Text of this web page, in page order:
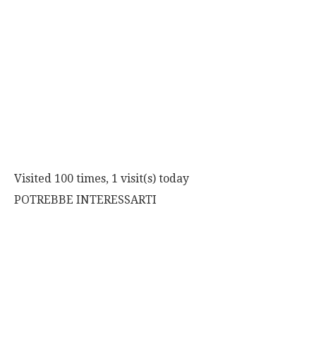
Visited 100 times, 1 visit(s) today
POTREBBE INTERESSARTI